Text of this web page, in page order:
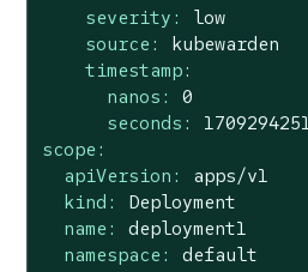
severity:
low
source:
kubewarden
timestamp:
nanos:
0
seconds:
1709294251
scope:
apiVersion:
apps/v1
kind:
Deployment
name:
deployment1
namespace:
default